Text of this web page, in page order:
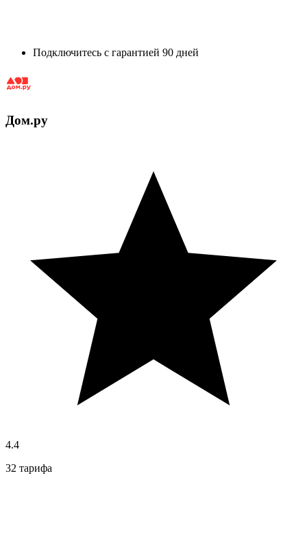
Подключитесь с гарантией 90 дней
Дом.ру
4.4
32 тарифа